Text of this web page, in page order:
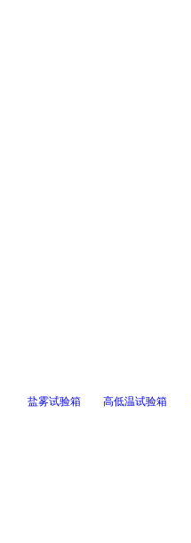
盐雾试验箱 高低温试验箱